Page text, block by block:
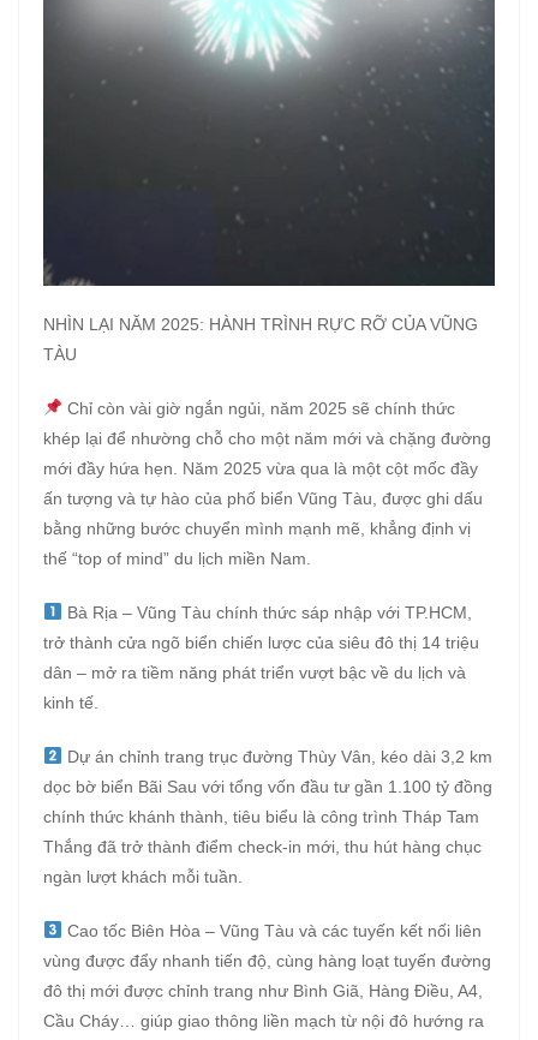
NHÌN LẠI NĂM 2025: HÀNH TRÌNH RỰC RỠ CỦA VŨNG
TÀU
Chỉ còn vài giờ ngắn ngủi, năm 2025 sẽ chính thức
khép lại để nhường chỗ cho một năm mới và chặng đường
mới đầy hứa hẹn. Năm 2025 vừa qua là một cột mốc đầy
ấn tượng và tự hào của phố biển Vũng Tàu, được ghi dấu
bằng những bước chuyển mình mạnh mẽ, khẳng định vị
thế “top of mind” du lịch miền Nam.
Bà Rịa – Vũng Tàu chính thức sáp nhập với TP.HCM,
trở thành cửa ngõ biển chiến lược của siêu đô thị 14 triệu
dân – mở ra tiềm năng phát triển vượt bậc về du lịch và
kinh tế.
Dự án chỉnh trang trục đường Thùy Vân, kéo dài 3,2 km
dọc bờ biển Bãi Sau với tổng vốn đầu tư gần 1.100 tỷ đồng
chính thức khánh thành, tiêu biểu là công trình Tháp Tam
Thắng đã trở thành điểm check-in mới, thu hút hàng chục
ngàn lượt khách mỗi tuần.
Cao tốc Biên Hòa – Vũng Tàu và các tuyến kết nối liên
vùng được đẩy nhanh tiến độ, cùng hàng loạt tuyến đường
đô thị mới được chỉnh trang như Bình Giã, Hàng Điều, A4,
Cầu Cháy… giúp giao thông liền mạch từ nội đô hướng ra